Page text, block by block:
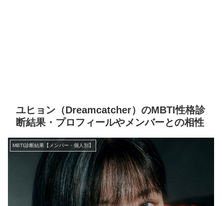
ユヒョン（Dreamcatcher）のMBTI性格診
断結果・プロフィールやメンバーとの相性
MBTI診断結果【メンバー・個人別】